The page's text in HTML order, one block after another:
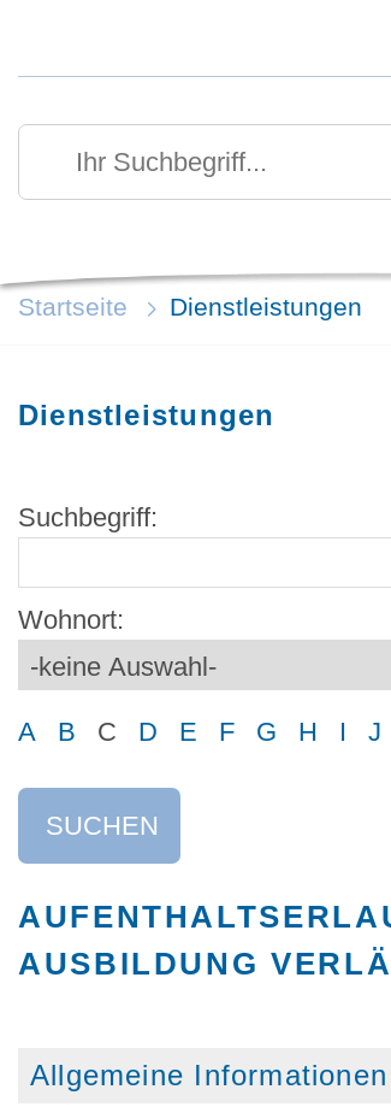
Ihr Suchbegriff
Suchen
Startseite Dienstleistungen
Dienstleistungen
Suchbegriff:
Wohnort:
A B C D E F G H I J
SUCHEN
AUSBILDUNG
Allgemeine Informationen